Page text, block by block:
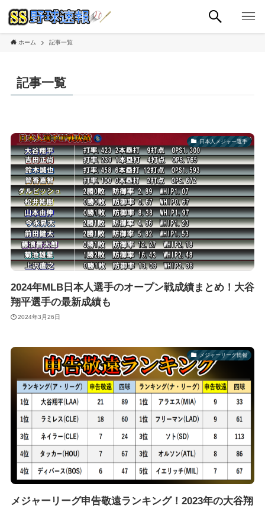
ホーム 記事一覧
記事一覧
日本人メジャー選手
2024年MLB日本人選手のオープン戦成績まとめ！大谷
翔平選手の最新成績も
2024年3月26日
メジャーリーグ情報
メジャーリーグ申告敬遠ランキング！2023年の大谷翔